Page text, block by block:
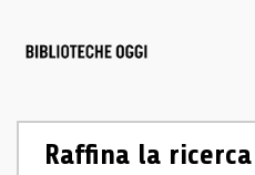
Raffina la ricerca